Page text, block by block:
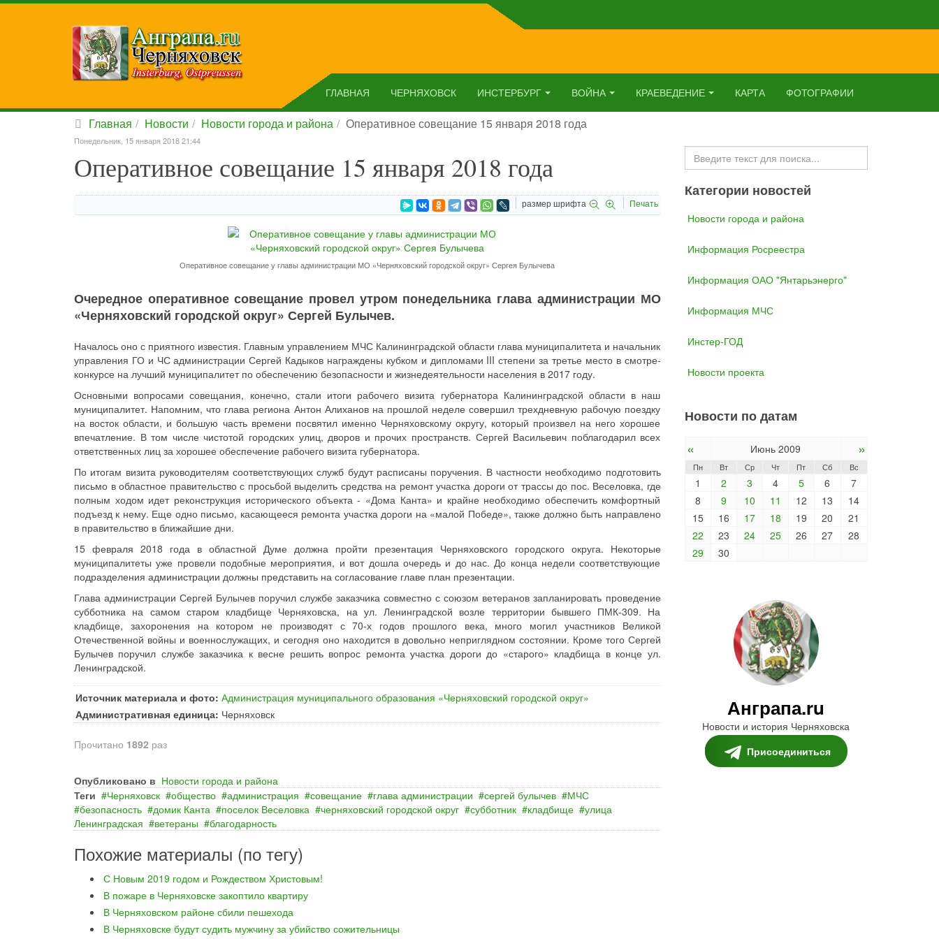
ГЛАВНАЯ ЧЕРНЯХОВСК ИНСТЕРБУРГ ВОЙНА КРАЕВЕДЕНИЕ КАРТА ФОТОГРАФИИ
Главная Новости Новости города и района Оперативное совещание 15 января 2018 года
Понедельник, 15 января 2018 21:44
Оперативное совещание 15 января 2018 года
размер шрифта Печать
Оперативное совещание у главы администрации МО «Черняховский городской округ» Сергея Булычева
Очередное оперативное совещание провел утром понедельника глава администрации МО
«Черняховский городской округ» Сергей Булычев.
Началось оно с приятного известия. Главным управлением МЧС Калининградской области глава муниципалитета и начальник
управления ГО и ЧС администрации Сергей Кадыков награждены кубком и дипломами III степени за третье место в смотре-
конкурсе на лучший муниципалитет по обеспечению безопасности и жизнедеятельности населения в 2017 году.
Основными вопросами совещания, конечно, стали итоги рабочего визита губернатора Калининградской области в наш
муниципалитет. Напомним, что глава региона Антон Алиханов на прошлой неделе совершил трехдневную рабочую поездку
на восток области, и большую часть времени посвятил именно Черняховскому округу, который произвел на него хорошее
впечатление. В том числе чистотой городских улиц, дворов и прочих пространств. Сергей Васильевич поблагодарил всех
ответственных лиц за хорошее обеспечение рабочего визита губернатора.
По итогам визита руководителям соответствующих служб будут расписаны поручения. В частности необходимо подготовить
письмо в областное правительство с просьбой выделить средства на ремонт участка дороги от трассы до пос. Веселовка, где
полным ходом идет реконструкция исторического объекта - «Дома Канта» и крайне необходимо обеспечить комфортный
подъезд к нему. Еще одно письмо, касающееся ремонта участка дороги на «малой Победе», также должно быть направлено
в правительство в ближайшие дни.
15 февраля 2018 года в областной Думе должна пройти презентация Черняховского городского округа. Некоторые
муниципалитеты уже провели подобные мероприятия, и вот дошла очередь и до нас. До конца недели соответствующие
подразделения администрации должны представить на согласование главе план презентации.
Глава администрации Сергей Булычев поручил службе заказчика совместно с союзом ветеранов запланировать проведение
субботника на самом старом кладбище Черняховска, на ул. Ленинградской возле территории бывшего ПМК-309. На
кладбище, захоронения на котором не производят с 70-х годов прошлого века, много могил участников Великой
Отечественной войны и военнослужащих, и сегодня оно находится в довольно неприглядном состоянии. Кроме того Сергей
Булычев поручил службе заказчика к весне решить вопрос ремонта участка дороги до «старого» кладбища в конце ул.
Ленинградской.
Источник материала и фото: Администрация муниципального образования «Черняховский городской округ»
Административная единица: Черняховск
Прочитано 1892 раз
Опубликовано в Новости города и района
Теги
Черняховск общество администрация совещание глава администрации сергей булычев
МЧС
безопасность
домик Канта поселок Веселовка черняховский городской округ субботник кладбище
улица
Ленинградская
ветераны благодарность
Похожие материалы (по тегу)
С Новым 2019 годом и Рождеством Христовым!
В пожаре в Черняховске закоптило квартиру
В Черняховском районе сбили пешехода
В Черняховске будут судить мужчину за убийство сожительницы
Искать...
Категории новостей
Новости города и района
Информация Росреестра
Информация ОАО "Янтарьэнерго"
Информация МЧС
Инстер-ГОД
Новости проекта
Новости по датам
« Июнь 2009 »
Пн Вт Ср Чт Пт Сб Вс
1 2 3 4 5 6
7
8
9 10 11 12 13
14
15
16 17 18 19 20
21
22
23 24 25 26 27
28
29
30
Анграпа.ru
Новости и история Черняховска
Присоединиться